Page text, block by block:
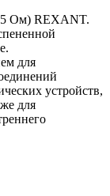
Ом) REXANT.
для
устройств,
для